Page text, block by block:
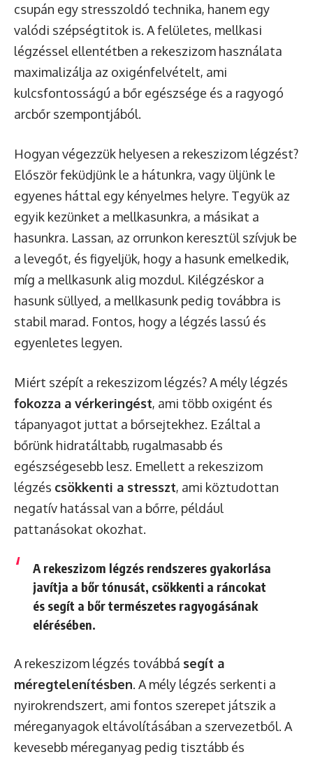
csupán egy stresszoldó technika, hanem egy
valódi szépségtitok is. A felületes, mellkasi
légzéssel ellentétben a rekeszizom használata
maximalizálja az oxigénfelvételt, ami
kulcsfontosságú a bőr egészsége és a ragyogó
arcbőr szempontjából.
Hogyan végezzük helyesen a rekeszizom légzést?
Először feküdjünk le a hátunkra, vagy üljünk le
egyenes háttal egy kényelmes helyre. Tegyük az
egyik kezünket a mellkasunkra, a másikat a
hasunkra. Lassan, az orrunkon keresztül szívjuk be
a levegőt, és figyeljük, hogy a hasunk emelkedik,
míg a mellkasunk alig mozdul. Kilégzéskor a
hasunk süllyed, a mellkasunk pedig továbbra is
stabil marad. Fontos, hogy a légzés lassú és
egyenletes legyen.
Miért szépít a rekeszizom légzés? A mély légzés
fokozza a vérkeringést, ami több oxigént és
tápanyagot juttat a bőrsejtekhez. Ezáltal a
bőrünk hidratáltabb, rugalmasabb és
egészségesebb lesz. Emellett a rekeszizom
légzés csökkenti a stresszt, ami köztudottan
negatív hatással van a bőrre, például
pattanásokat okozhat.
A rekeszizom légzés rendszeres gyakorlása
javítja a bőr tónusát, csökkenti a ráncokat
és segít a bőr természetes ragyogásának
elérésében.
A rekeszizom légzés továbbá segít a
méregtelenítésben. A mély légzés serkenti a
nyirokrendszert, ami fontos szerepet játszik a
méreganyagok eltávolításában a szervezetből. A
kevesebb méreganyag pedig tisztább és